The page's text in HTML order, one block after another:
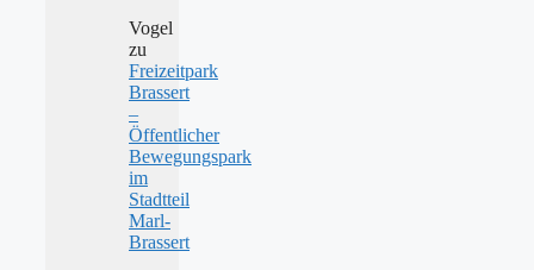
Vogel
zu
Freizeitpark
Brassert
–
Öffentlicher
Bewegungspark
im
Stadtteil
Marl-
Brassert